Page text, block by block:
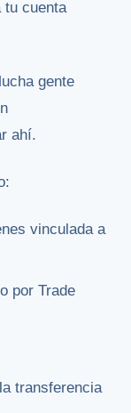
tu cuenta
gente
ahí.
vinculada a
por Trade
transferencia